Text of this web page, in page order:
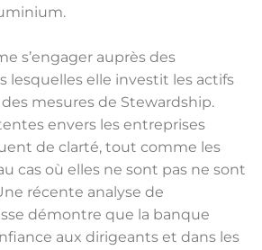
s’engager auprès des
lesquelles elle investit les actifs
mesures de Stewardship.
envers les entreprises
de clarté, tout comme les
cas où elles ne sont pas ne sont
récente analyse de
démontre que la banque
aux dirigeants et dans les